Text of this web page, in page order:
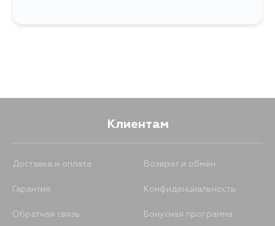
Клиентам
Доставка и оплата Возврат и обмен
Гарантия Конфиденциальность
Обратная связь Бонусная программа